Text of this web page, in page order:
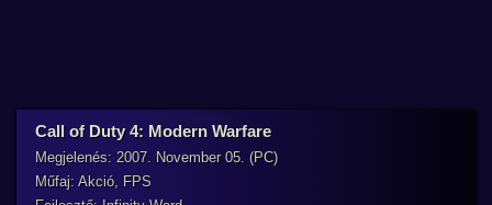
Call of Duty 4: Modern Warfare
Megjelenés: 2007. November 05. (PC)
Műfaj: Akció, FPS